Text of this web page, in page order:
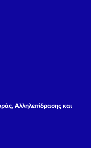
Αλληλεπίδρασης και